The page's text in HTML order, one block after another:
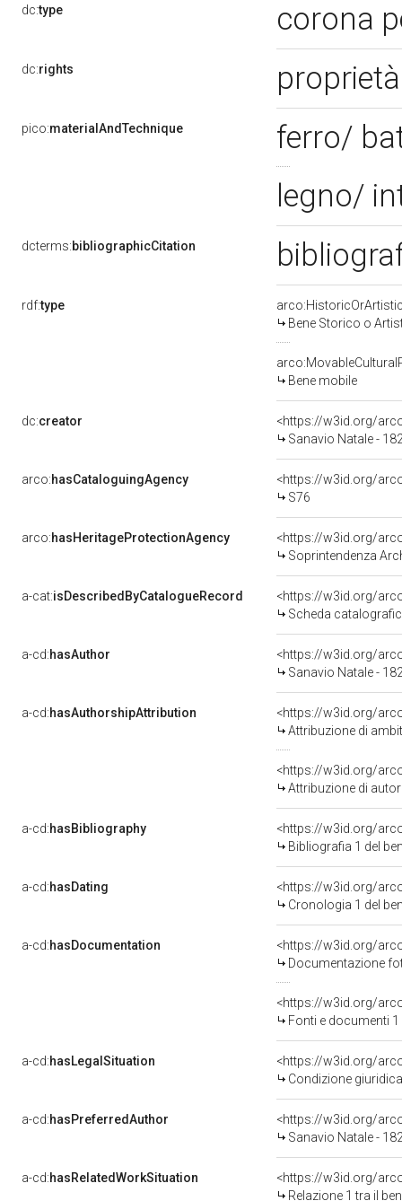
dc:type corona
dc:rights
pico:materialAndTechnique
ferro/
legno/
dcterms:bibliographicCitation
rdf:type
Bene Storico o
Bene mobile
dc:creator
<https://w3id.org/
Sanavio Natale -
arco:hasCataloguingAgency
<https://w3id.org/
S76
arco:hasHeritageProtectionAgency
<https://w3id.org/
Soprintendenza
a-cat:isDescribedByCatalogueRecord
<https://w3id.org/
Scheda
a-cd:hasAuthor
<https://w3id.org/
Sanavio Natale -
a-cd:hasAuthorshipAttribution
<https://w3id.org/
Attribuzione di
<https://w3id.org/
Attribuzione di
a-cd:hasBibliography
<https://w3id.org/
Bibliografia 1 del
a-cd:hasDating
<https://w3id.org/
Cronologia 1 del
a-cd:hasDocumentation
Documentazione
<https://w3id.org/
Fonti e documenti
a-cd:hasLegalSituation
Condizione
a-cd:hasPreferredAuthor
<https://w3id.org/
Sanavio Natale -
a-cd:hasRelatedWorkSituation
<https://w3id.org/
Relazione 1 tra il